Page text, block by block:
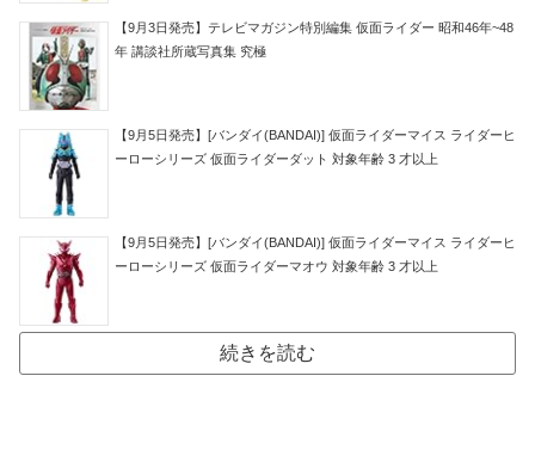
【9月3日発売】テレビマガジン特別編集 仮面ライダー 昭和46年~48
年 講談社所蔵写真集 究極
【9月5日発売】[バンダイ(BANDAI)] 仮面ライダーマイス ライダーヒ
ーローシリーズ 仮面ライダーダット 対象年齢 3 才以上
【9月5日発売】[バンダイ(BANDAI)] 仮面ライダーマイス ライダーヒ
ーローシリーズ 仮面ライダーマオウ 対象年齢 3 才以上
続きを読む